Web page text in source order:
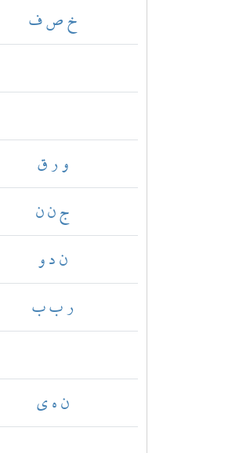
خ ص ف
و ر ق
ج ن ن
ن د و
ر ب ب
ن ه ي